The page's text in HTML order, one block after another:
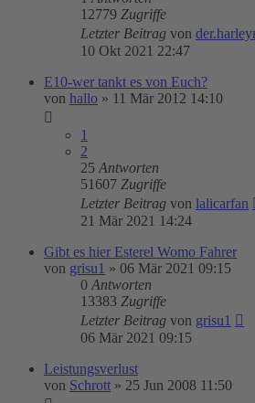
12779 Zugriffe
Letzter Beitrag von
10 Okt 2021 22:47
E10-wer tankt es von Euch?
von hallo » 11 Mär 2012 14:10
1
2
25 Antworten
51607 Zugriffe
Letzter Beitrag von lalicarfan
21 Mär 2021 14:24
Gibt es hier Esterel Womo Fahrer
von grisu1 » 06 Mär 2021 09:15
0 Antworten
13383 Zugriffe
Letzter Beitrag von grisu1
06 Mär 2021 09:15
Leistungsverlust
von Schrott » 25 Jun 2008 11:50